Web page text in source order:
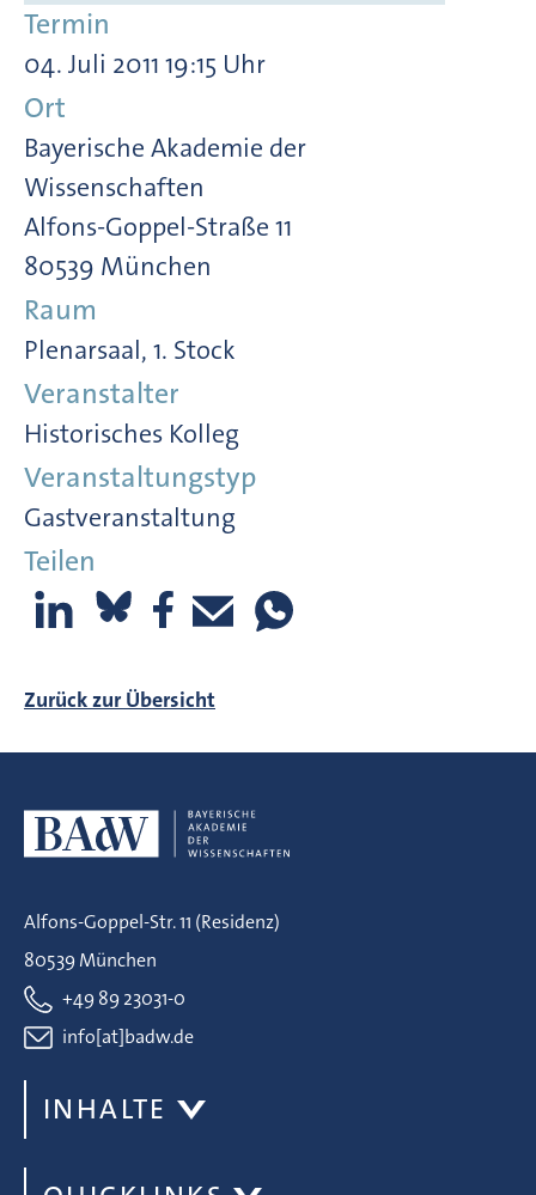
Termin
04. Juli 2011 19:15 Uhr
Ort
Bayerische Akademie der
Wissenschaften
Alfons-Goppel-Straße 11
80539 München
Raum
Plenarsaal, 1. Stock
Veranstalter
Historisches Kolleg
Veranstaltungstyp
Gastveranstaltung
Teilen
Zurück zur Übersicht
Alfons-Goppel-Str. 11 (Residenz)
80539 München
+49 89 23031-0
info[at]badw.de
INHALTE